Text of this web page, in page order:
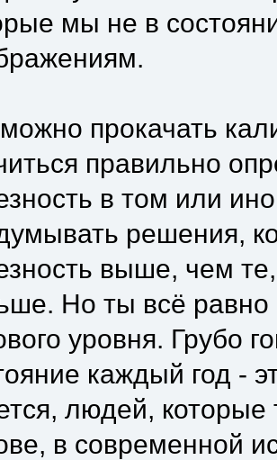
мы не в
прокачать
правильно
в том или
решения,
выше, чем
Но ты всё равно
уровня. Грубо
каждый год -
людей, которые
в современной